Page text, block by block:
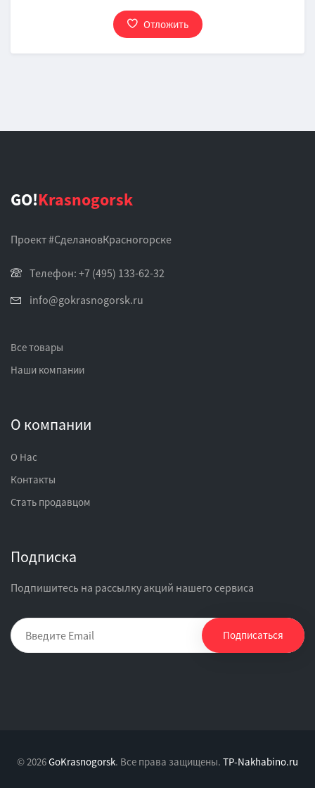
Отложить
GO!Krasnogorsk
Проект #СделановКрасногорске
Телефон: +7 (495) 133-62-32
info@gokrasnogorsk.ru
Все товары
Наши компании
О компании
О Нас
Контакты
Стать продавцом
Подписка
Подпишитесь на рассылку акций нашего сервиса
Подписаться
© 2026GoKrasnogorsk. Все права защищены. TP-Nakhabino.ru